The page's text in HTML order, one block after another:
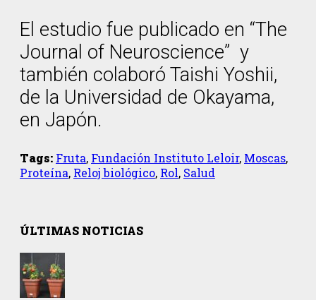
El estudio fue publicado en “The
Journal of Neuroscience” y
también colaboró Taishi Yoshii,
de la Universidad de Okayama,
en Japón.
Tags: Fruta, Fundación Instituto Leloir, Moscas,
Proteína, Reloj biológico, Rol, Salud
ÚLTIMAS NOTICIAS